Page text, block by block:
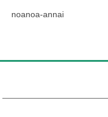
noanoa-annai